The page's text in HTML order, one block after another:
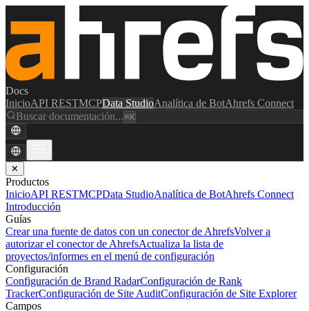
Docs
InicioAPI RESTMCPData StudioAnalítica de BotAhrefs Connect
Buscar documentación...⌘K
✕
Productos
InicioAPI RESTMCPData StudioAnalítica de BotAhrefs Connect
Introducción
Guías
Crear una fuente de datos con un conector de AhrefsVolver a
autorizar el conector de AhrefsActualiza la lista de
proyectos/informes en el menú de configuración
Configuración
Configuración de Brand RadarConfiguración de Rank
TrackerConfiguración de Site AuditConfiguración de Site Explorer
Campos